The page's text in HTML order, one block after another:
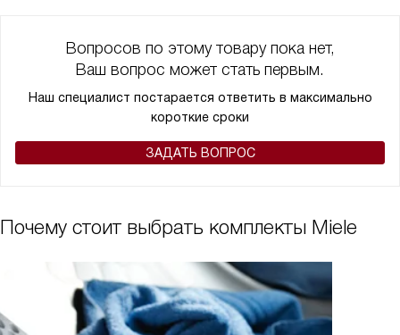
Вопросов по этому товару пока нет,
Ваш вопрос может стать первым.
Наш специалист постарается ответить в максимально
короткие сроки
ЗАДАТЬ ВОПРОС
Почему стоит выбрать комплекты Miele